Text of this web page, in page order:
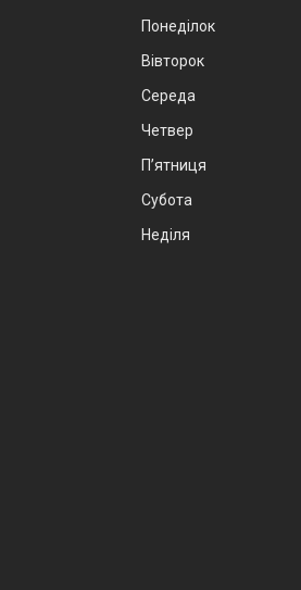
Понеділок
Вівторок
Середа
Четвер
Пʼятниця
Субота
Неділя